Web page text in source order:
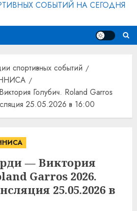
СОБЫТИЙ НА СЕГОДНЯ
спортивных событий
Голубич. Roland Garros
25.05.2026 в 16:00
— Виктория
Garros 2026.
25.05.2026 в